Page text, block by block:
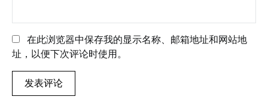
在此浏览器中保存我的显示名称、邮箱地址和网站地
址，以便下次评论时使用。